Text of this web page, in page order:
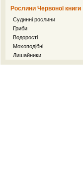
Рослини Червоної книги
Судинні рослини
Гриби
Водорості
Мохоподібні
Лишайники